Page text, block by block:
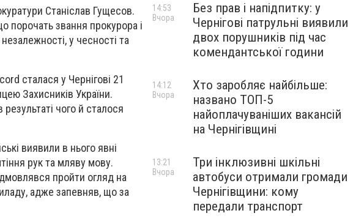
Станіслав Гущесов.
порочать звання прокурора і
у чесності та
сталася у Чернігові 21
Захисників України.
чого й сталося
виявили в нього явні
рук та мляву мову.
пройти огляд на
адже запевняв, що за
Без прав і напідпитку: у
Чернігові патрульні виявили
двох порушників під час
комендантської години
14:53
Вчора
Хто заробляє найбільше:
названо ТОП-5
найоплачуваніших вакансій
на Чернігівщині
14:12
Вчора
Три інклюзивні шкільні
автобуси отримали громади
Чернігівщини: кому
передали транспорт
13:21
Вчора